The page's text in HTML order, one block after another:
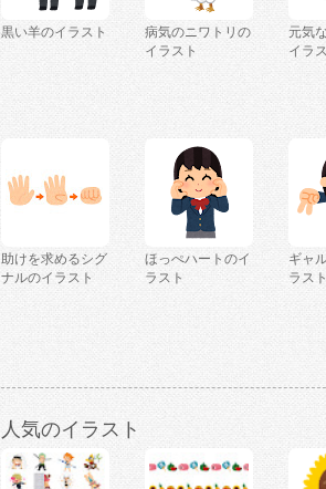
黒い羊のイラスト
病気のニワトリの
イラスト
元気
イラ
助けを求めるシグ
ナルのイラスト
ほっぺハートのイ
ラスト
ギャ
ラスト
人気のイラスト